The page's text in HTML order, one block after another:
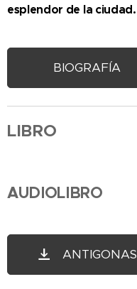
esplendor de la ciudad.
BIOGRAFÍA
LIBRO
AUDIOLIBRO
ANTIGONAS